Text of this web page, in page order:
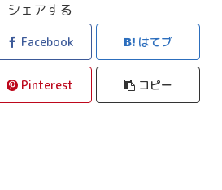
シェアする
Facebook はてブ
Pinterest コピー